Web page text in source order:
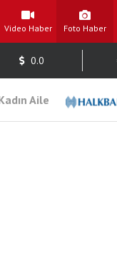
Video Haber Foto Haber
0.0
Aile